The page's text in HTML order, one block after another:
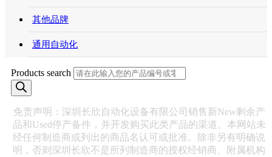
其他品牌
通用自动化
Products search
免责声明：深圳长欣自动化设备有限公司销售新New剩余产
品和Used停产备件，并开发购买此类产品的渠道。本网站未
经任何制造商或列出的商品名认可或批准。除非另有明确说
明，否则深圳长欣不是所列制造商的授权经销商、附属机构